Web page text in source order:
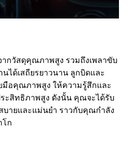
ากวัสดุคุณภาพสูง รวมถึงเพลาขับ
นได้เสถียรยาวนาน ลูกบิดและ
มือคุณภาพสูง ให้ความรู้สึกและ
ะสิทธิภาพสูง ดังนั้น คุณจะได้รับ
ายและแม่นยำ ราวกับคุณกำลัง
โก